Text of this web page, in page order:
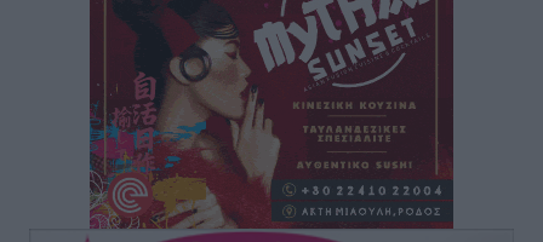
Φυσικών Καταστροφών»
πριν 3 ώρες
Έκκληση γονέων για να λειτουργήσει ο
Βρεφονηπιακός Σταθμός Κάσου
Τοπικές Ειδήσεις• πριν 3 ώρες